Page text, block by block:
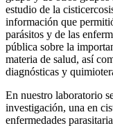
estudio de la
información que
parásitos y de las
pública sobre la
materia de salud, así
diagnósticas y
En nuestro laboratorio
investigación, una en
enfermedades